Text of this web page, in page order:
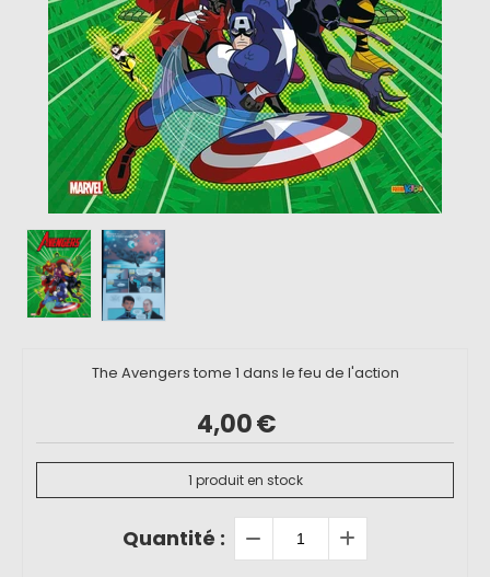
The Avengers tome 1 dans le feu de l'action
4,00€
1 produit en stock
Quantité :